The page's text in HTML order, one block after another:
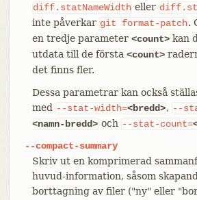
diff.statNameWidth eller
inte påverkar git format-patch.
en tredje parameter <count>kan
utdata till de första <count>
det finns fler.
Dessa parametrar kan också
med
--stat-width=<bredd>, --
<namn-bredd> och --stat-count=
--compact-summary
Skriv ut en komprimerad
huvud-information, såsom
borttagning av filer ("ny" eller